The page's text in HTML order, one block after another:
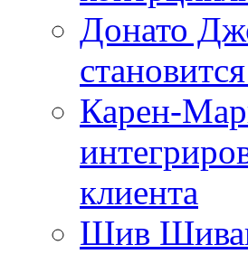
Донато
Карен-
клиента
Шив